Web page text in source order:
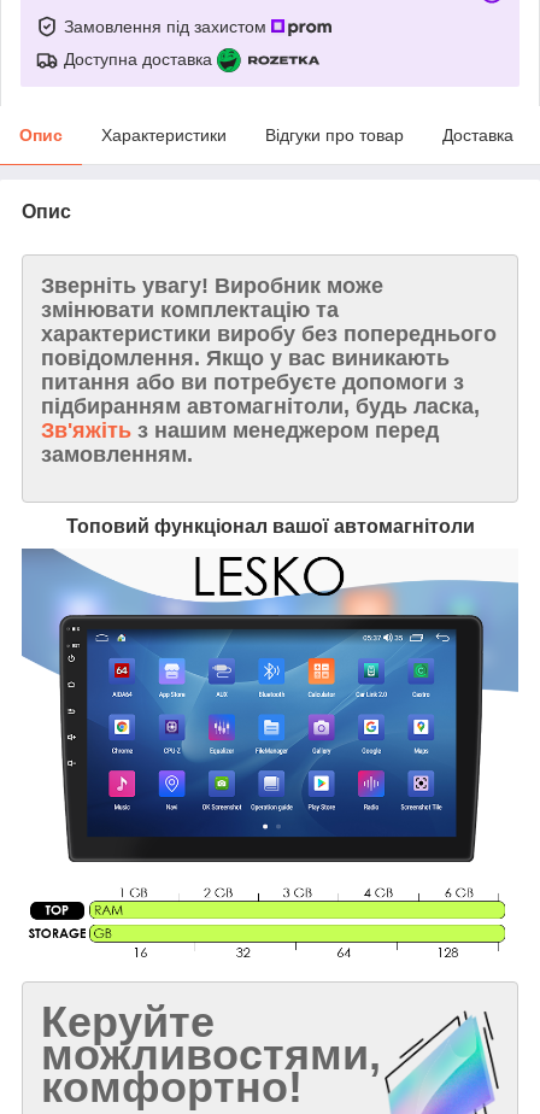
Замовлення під захистом
Доступна доставка
Опис Характеристики Відгуки про товар Доставка
Опис
Зверніть увагу! Виробник може
змінювати комплектацію та
характеристики виробу без попереднього
повідомлення. Якщо у вас виникають
питання або ви потребуєте допомоги з
підбиранням автомагнітоли, будь ласка,
Зв'яжіть з нашим менеджером перед
замовленням.
Топовий функціонал вашої автомагнітоли
Керуйте
можливостями,
комфортно!